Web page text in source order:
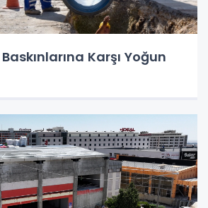
Baskınlarına Karşı Yoğun